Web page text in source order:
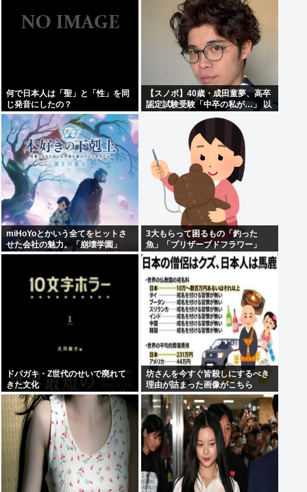
何で日本人は「聖」と「性」を同
じ発音にしたの？
【スノボ】40歳・成田童夢、高卒
認定試験受験「中卒の私が…」 以
前「数学だけ落ちました」もAI採
miHoYoとかいう全てをヒットさ
せた会社の魅力。「崩壊学園」
「未定事件簿」「崩壊3rd」「原
ゼロ」
3大もらって困るもの「釣った
魚」「プリザーブドフラワー」
ドパガキ・Z世代のせいで廃れて
きた文化
坊さんを今すぐ皆殺しにするべき
理由が詰まった画像がこちら